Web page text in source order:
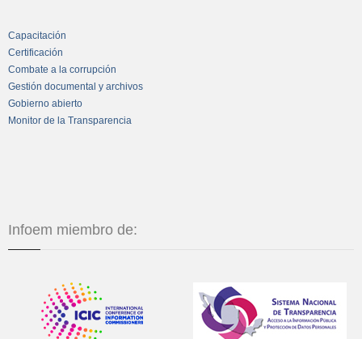
Capacitación
Certificación
Combate a la corrupción
Gestión documental y archivos
Gobierno abierto
Monitor de la Transparencia
Infoem miembro de: